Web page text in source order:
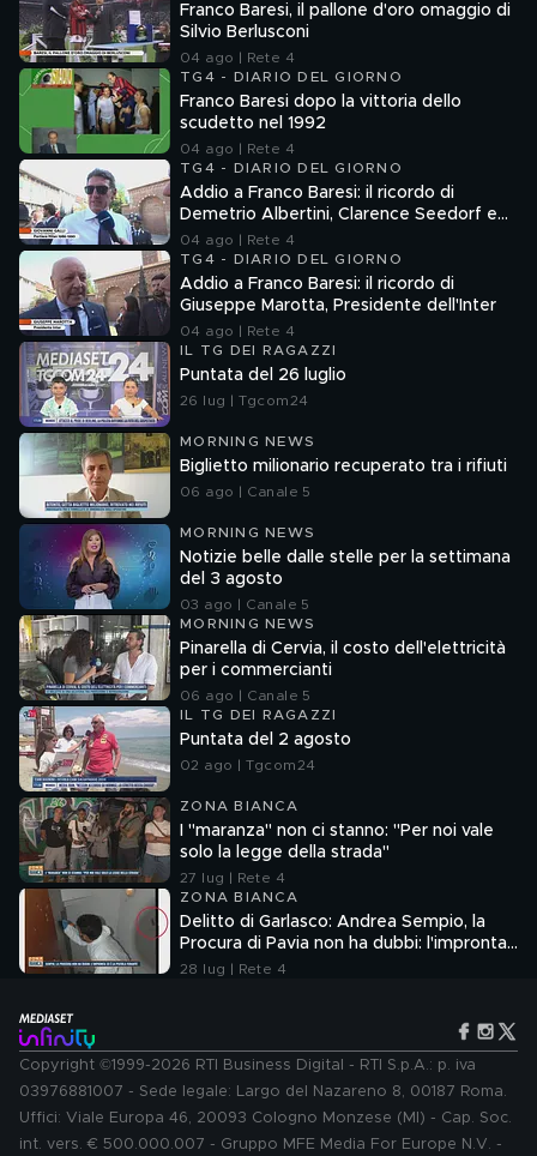
Franco Baresi, il pallone d'oro omaggio di
Silvio Berlusconi
04 ago | Rete 4
TG4 - DIARIO DEL GIORNO
Franco Baresi dopo la vittoria dello
scudetto nel 1992
04 ago | Rete 4
TG4 - DIARIO DEL GIORNO
Addio a Franco Baresi: il ricordo di
Demetrio Albertini, Clarence Seedorf e
Giovanni Galli
04 ago | Rete 4
TG4 - DIARIO DEL GIORNO
Addio a Franco Baresi: il ricordo di
Giuseppe Marotta, Presidente dell'Inter
04 ago | Rete 4
IL TG DEI RAGAZZI
Puntata del 26 luglio
26 lug | Tgcom24
MORNING NEWS
Biglietto milionario recuperato tra i rifiuti
06 ago | Canale 5
MORNING NEWS
Notizie belle dalle stelle per la settimana
del 3 agosto
03 ago | Canale 5
MORNING NEWS
Pinarella di Cervia, il costo dell'elettricità
per i commercianti
06 ago | Canale 5
IL TG DEI RAGAZZI
Puntata del 2 agosto
02 ago | Tgcom24
ZONA BIANCA
I "maranza" non ci stanno: "Per noi vale
solo la legge della strada"
27 lug | Rete 4
ZONA BIANCA
Delitto di Garlasco: Andrea Sempio, la
Procura di Pavia non ha dubbi: l'impronta
33 è la pistola fumante
28 lug | Rete 4
Copyright ©1999-2026 RTI Business Digital - RTI S.p.A.: p. iva
03976881007 - Sede legale: Largo del Nazareno 8, 00187 Roma.
Uffici: Viale Europa 46, 20093 Cologno Monzese (MI) - Cap. Soc.
int. vers. € 500.000.007 - Gruppo MFE Media For Europe N.V. -